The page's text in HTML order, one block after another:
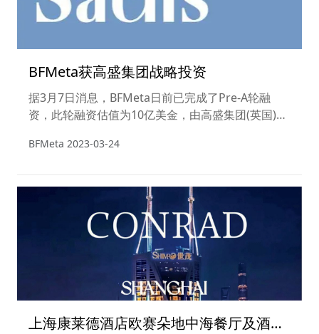
BFMeta获高盛集团战略投资
据3月7日消息，BFMeta日前已完成了Pre-A轮融
资，此轮融资估值为10亿美金，由高盛集团(英国)领
BFMeta发起人。此消息已获得高盛英国内部证实。
BFMeta 2023-03-24
上海康莱德酒店欧赛朵地中海餐厅及酒吧